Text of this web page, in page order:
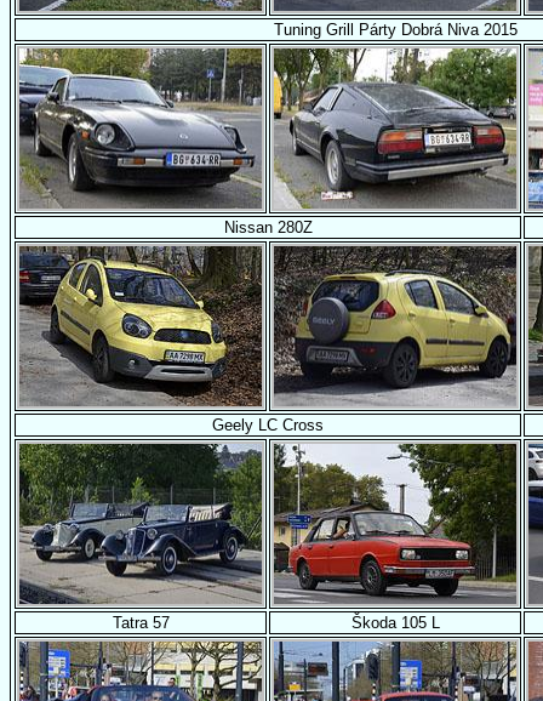
Tuning Grill Párty Dobrá Niva 2015
Nissan 280Z
Geely LC Cross
Tatra 57 Škoda 105 L